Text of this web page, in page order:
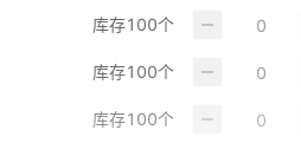
库存100个
库存100个
库存100个